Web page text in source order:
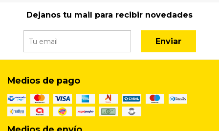
Dejanos tu mail para recibir novedades
Enviar
Medios de pago